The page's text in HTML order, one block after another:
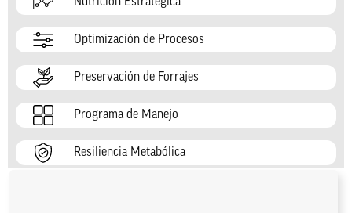
Optimización de Procesos
Preservación de Forrajes
Programa de Manejo
Resiliencia Metabólica